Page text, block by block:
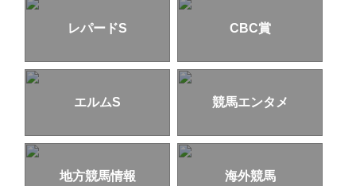
レパードS CBC賞
エルムS 競馬エンタメ
地方競馬情報 海外競馬